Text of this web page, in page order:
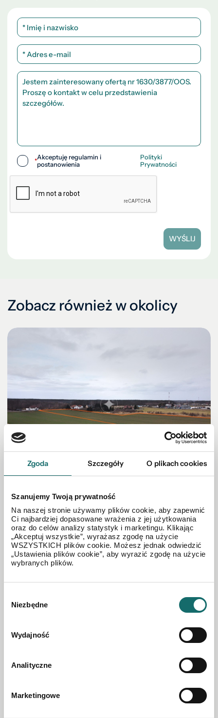
Zgoda Szczegóły O plikach cookies
Szanujemy Twoją prywatność
Na naszej stronie używamy plików cookie, aby zapewnić
Ci najbardziej dopasowane wrażenia z jej użytkowania
oraz do celów analizy statystyk i marketingu. Klikając
„Akceptuj wszystkie”, wyrażasz zgodę na użycie
WSZYSTKICH plików cookie. Możesz jednak odwiedzić
„Ustawienia plików cookie”, aby wyrazić zgodę na użycie
wybranych plików.
zgody
Niezbędne
Wydajność
Analityczne
Marketingowe
*Akceptuję regulamin i
postanowienia
Polityki
Prywatności
WYŚLIJ
Zobacz również w okolicy
DZIAŁKA NA SPRZEDAŻ
Działka – Łąka
Łąka | 35200 m2
3 872 000 PLN